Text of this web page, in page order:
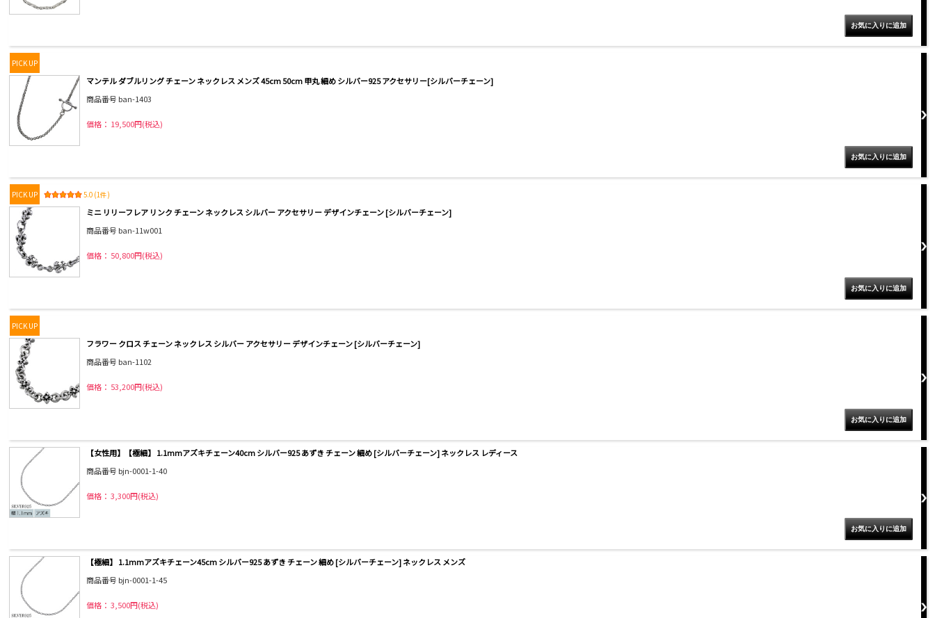
PICK UP
マンテル ダブルリング チェーン ネックレス メンズ 45cm 50cm 甲丸 細め シルバー925 アクセサリー[シルバーチェーン]
商品番号 ban-1403
価格： 19,500円(税込)
PICK UP 5.0 (1件)
ミニ リリーフレア リンク チェーン ネックレス シルバー アクセサリー デザインチェーン [シルバーチェーン]
商品番号 ban-11w001
価格： 50,800円(税込)
PICK UP
フラワー クロス チェーン ネックレス シルバー アクセサリー デザインチェーン [シルバーチェーン]
商品番号 ban-1102
価格： 53,200円(税込)
【女性用】【極細】 1.1mmアズキチェーン40cm シルバー925 あずき チェーン 細め [シルバーチェーン] ネックレス レディース
商品番号 bjn-0001-1-40
価格： 3,300円(税込)
【極細】 1.1mmアズキチェーン45cm シルバー925 あずき チェーン 細め [シルバーチェーン] ネックレス メンズ
商品番号 bjn-0001-1-45
価格： 3,500円(税込)